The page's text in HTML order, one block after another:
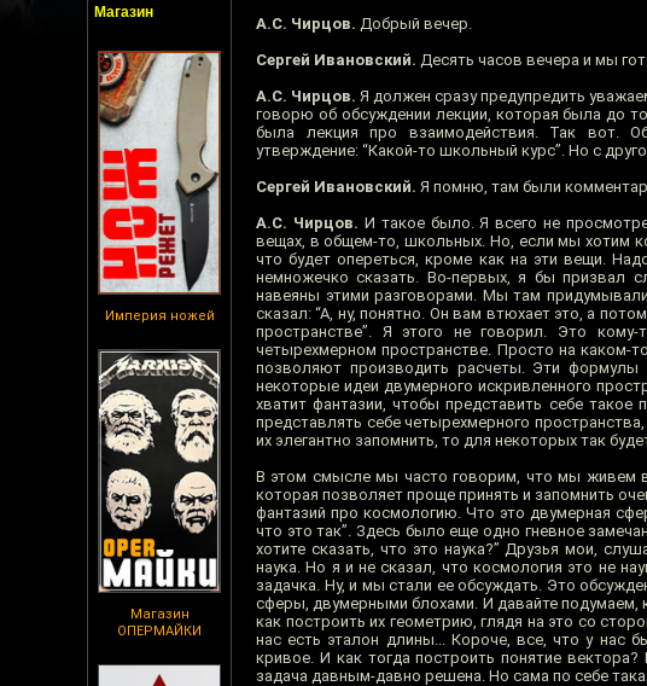
Магазин
Империя ножей
Магазин
ОПЕРМАЙКИ
А.С. Чирцов. Добрый вечер.
Сергей Ивановский. Десять часов вечера и мы
А.С. Чирцов. Я должен сразу предупредить
говорю об обсуждении лекции, которая была до
была лекция про взаимодействия. Так вот.
утверждение: “Какой-то школьный курс”. Но с
Сергей Ивановский. Я помню, там были
А.С. Чирцов. И такое было. Я всего не
вещах, в общем-то, школьных. Но, если мы хотим
что будет опереться, кроме как на эти вещи.
немножечко сказать. Во-первых, я бы призвал
навеяны этими разговорами. Мы там
сказал: “А, ну, понятно. Он вам втюхает это, а
пространстве”. Я этого не говорил. Это
четырехмерном пространстве. Просто на каком-
позволяют производить расчеты. Эти
некоторые идеи двумерного искривленного
хватит фантазии, чтобы представить себе
представлять себе четырехмерного
их элегантно запомнить, то для некоторых так
В этом смысле мы часто говорим, что мы живем в
которая позволяет проще принять и запомнить
фантазий про космологию. Что это двумерная
что это так”. Здесь было еще одно гневное
хотите сказать, что это наука?” Друзья мои,
наука. Но я и не сказал, что космология это не
задачка. Ну, и мы стали ее обсуждать. Это
сферы, двумерными блохами. И давайте
как построить их геометрию, глядя на это со
нас есть эталон длины... Короче, все, что у нас
кривое. И как тогда построить понятие
задача давным-давно решена. Но сама по себе